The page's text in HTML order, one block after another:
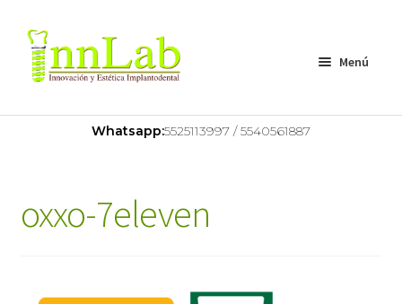
Menú
Home
Servicios
Whatsapp:5525113997 / 5540561887
oxxo-7eleven